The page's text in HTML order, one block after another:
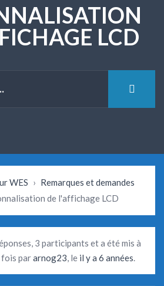
LCD
WES › Remarques et demandes
de l'affichage LCD
3 participants et a été mis à
pararnog23 , le il y a 6 années